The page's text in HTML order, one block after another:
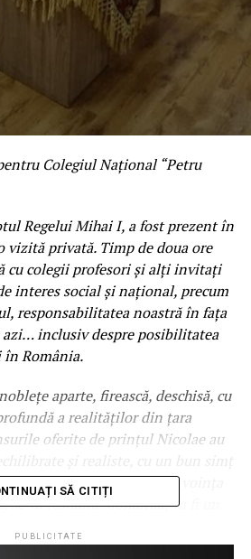
Colegiul Național “Petru
Regelui Mihai I, a fost prezent în
privată. Timp de doua ore
cu colegii profesori și alți invitați
interes social și național, precum
responsabilitatea noastră în fața
inclusiv despre posibilitatea
România.
aparte, firească, deschisă, cu
a realităților din țara
oferite de prințul Nicolae au
spun că, dacă vreodată prin voința
se va restaura Monarhia, va fi un
SĂ CITIȚI
PUBLICITATE